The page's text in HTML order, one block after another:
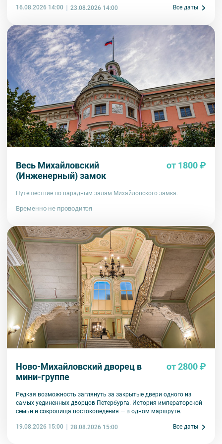
16.08.2026 14:00 23.08.2026 14:00 Все даты
Весь Михайловский
(Инженерный) замок
от 1800 ₽
Путешествие по парадным залам Михайловского замка.
Временно не проводится
Ново-Михайловский дворец в
мини-группе
от 2800 ₽
Редкая возможность заглянуть за закрытые двери одного из
самых уединенных дворцов Петербурга. История императорской
семьи и сокровища востоковедения — в одном маршруте.
19.08.2026 15:00 28.08.2026 15:00 Все даты